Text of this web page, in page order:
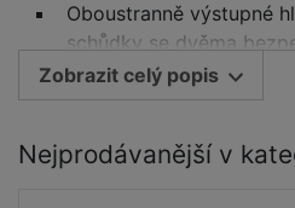
Oboustranně výstupné
schůdky se dvěma
popruhy proti
rozevření
slitiny s uzavřeným
Zobrazit celý popis
Nejprodávanější v